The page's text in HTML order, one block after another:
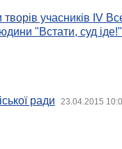
творів учасників IV
"Встати, суд іде!"
ради 23.04.2015